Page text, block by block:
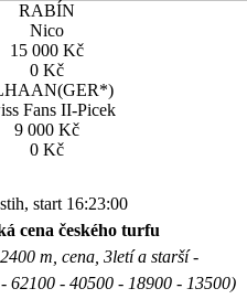
RABÍN
Nico
15 000 Kč
0 Kč
Fans II-Picek
9 000 Kč
0 Kč
start 16:23:00
cena českého turfu
m, cena, 3letí a starší -
62100 - 40500 - 18900 - 13500)